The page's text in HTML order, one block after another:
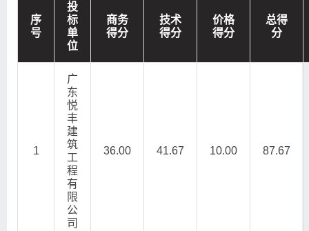
序
号
投
标
单
位
商务
得分
技术
得分
价格
得分
总得
分
1
广
东
悦
丰
建
筑
工
程
有
限
公
司
36.00 41.67 10.00 87.67